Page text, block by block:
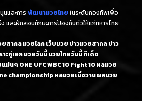
และการ พัฒนามวยไทย ในระดับกองทัพเพื่อ
และฝึกสอนทักษะการป้องกันตัวให้แก่ทหารไทย
สากล มวยโลก เว็บมวย ข่าวมวยสากล ข่าว
าะคู่เอก มวยวันนี้ มวยไทยวันนี้ ทีเด็ด
ม่นๆ ONE UFC WBC 10 Fight 10 ผลมวย
championship ผลมวยเมื่อวาน ผลมวย